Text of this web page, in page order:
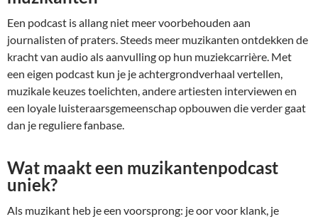
Een podcast is allang niet meer voorbehouden aan
journalisten of praters. Steeds meer muzikanten ontdekken de
kracht van audio als aanvulling op hun muziekcarrière. Met
een eigen podcast kun je je achtergrondverhaal vertellen,
muzikale keuzes toelichten, andere artiesten interviewen en
een loyale luisteraarsgemeenschap opbouwen die verder gaat
dan je reguliere fanbase.
Wat maakt een muzikantenpodcast
uniek?
Als muzikant heb je een voorsprong: je oor voor klank, je